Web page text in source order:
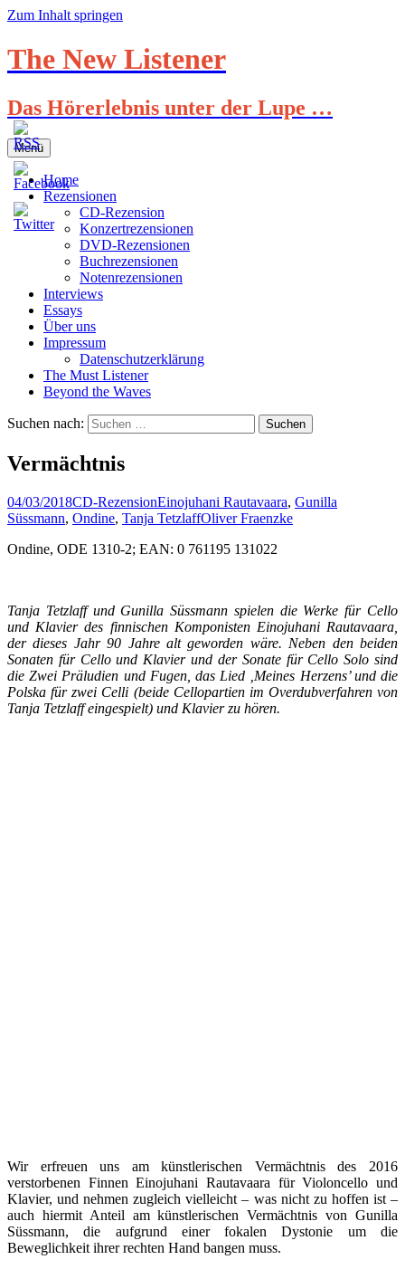
Zum Inhalt springen
The New Listener
Das Hörerlebnis unter der Lupe …
Menü
Home
Rezensionen
CD-Rezension
Konzertrezensionen
DVD-Rezensionen
Buchrezensionen
Notenrezensionen
Interviews
Essays
Über uns
Impressum
Datenschutzerklärung
The Must Listener
Beyond the Waves
Suchen nach:
Vermächtnis
04/03/2018CD-RezensionEinojuhani Rautavaara, Gunilla
Süssmann, Ondine, Tanja TetzlaffOliver Fraenzke
Ondine, ODE 1310-2; EAN: 0 761195 131022
Tanja Tetzlaff und Gunilla Süssmann spielen die Werke für Cello
und Klavier des finnischen Komponisten Einojuhani Rautavaara,
der dieses Jahr 90 Jahre alt geworden wäre. Neben den beiden
Sonaten für Cello und Klavier und der Sonate für Cello Solo sind
die Zwei Präludien und Fugen, das Lied ‚Meines Herzens’ und die
Polska für zwei Celli (beide Cellopartien im Overdubverfahren von
Tanja Tetzlaff eingespielt) und Klavier zu hören.
Wir erfreuen uns am künstlerischen Vermächtnis des 2016
verstorbenen Finnen Einojuhani Rautavaara für Violoncello und
Klavier, und nehmen zugleich vielleicht – was nicht zu hoffen ist –
auch hiermit Anteil am künstlerischen Vermächtnis von Gunilla
Süssmann, die aufgrund einer fokalen Dystonie um die
Beweglichkeit ihrer rechten Hand bangen muss.